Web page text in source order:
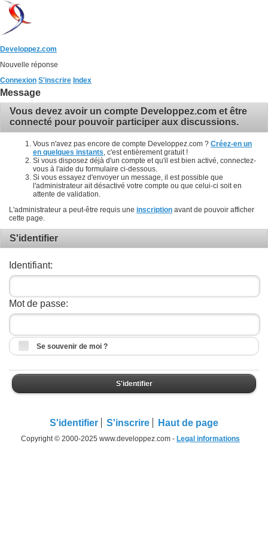
Developpez.com
Nouvelle réponse
Connexion S'inscrire Index
Message
Vous devez avoir un compte Developpez.com et être
connecté pour pouvoir participer aux discussions.
Vous n'avez pas encore de compte Developpez.com ? Créez-en un
en quelques instants , c'est entièrement gratuit !
Si vous disposez déjà d'un compte et qu'il est bien activé, connectez-
vous à l'aide du formulaire ci-dessous.
Si vous essayez d'envoyer un message, il est possible que
l'administrateur ait désactivé votre compte ou que celui-ci soit en
attente de validation.
L'administrateur a peut-être requis une inscription avant de pouvoir afficher
cette page.
S'identifier
Identifiant:
Mot de passe:
Se souvenir de moi ?
S'identifier
S'identifier S'inscrire Haut de page
Copyright © 2000-2025 www.developpez.com - Legal informations